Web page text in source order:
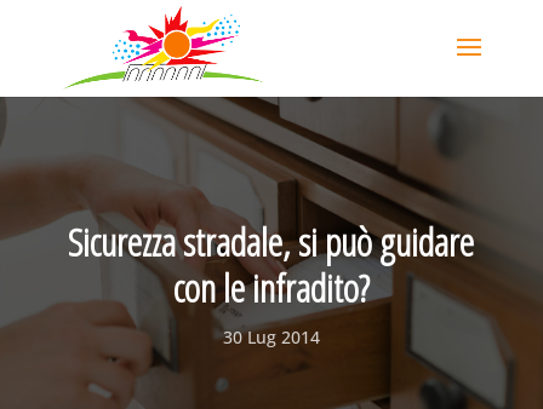
Sicurezza stradale, si può guidare
con le infradito?
30 Lug 2014